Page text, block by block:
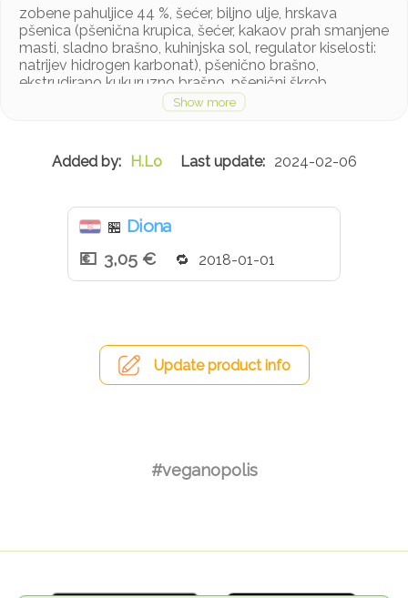
zobene pahuljice 44 %, šećer, biljno ulje, hrskava
pšenica (pšenična krupica, šećer, kakaov prah smanjene
masti, sladno brašno, kuhinjska sol, regulator kiselosti:
natrijev hidrogen karbonat), pšenično brašno,
ekstrudirano kukuruzno brašno, pšenični škrob,
zaslađene sušene brusnice 1,5 %, sušene maline 1 %,
sušene borovnice 0,6 %, aroma, antioksidansi: askorbil
kuhinjska sol
Proizvod sadrži zob, gluten i soju, a može sadržavati
H.Lo 2024-02-06
🏪 Diona
3,05 €
2018-01-01
Update product info
#veganopolis